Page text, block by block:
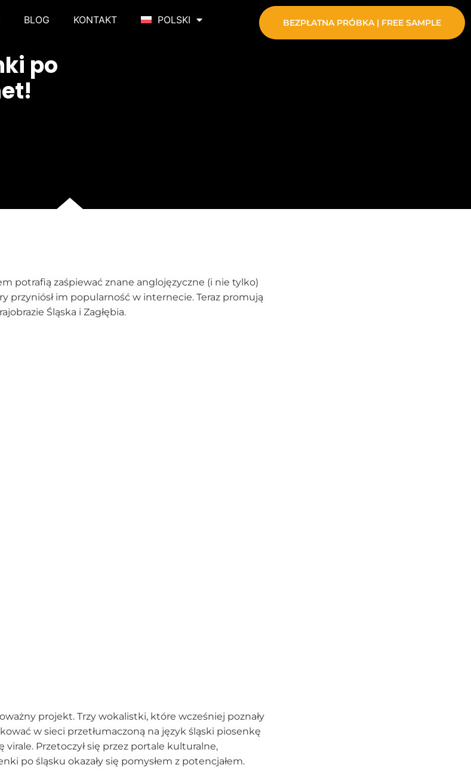
BLOG KONTAKT POLSKI BEZPŁATNA PRÓBKA | FREE SAMPLE
po
potrafią zaśpiewać znane anglojęzyczne (i nie tylko)
przyniósł im popularność w internecie. Teraz promują
Śląska i Zagłębia.
projekt. Trzy wokalistki, które wcześniej poznały
w sieci przetłumaczoną na język śląski piosenkę
Przetoczył się przez portale kulturalne,
po śląsku okazały się pomysłem z potencjałem.